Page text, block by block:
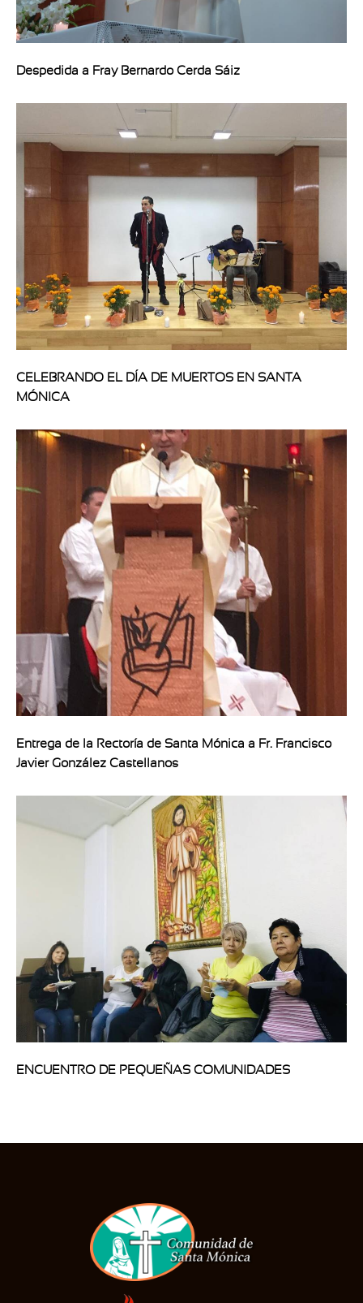
Despedida a Fray Bernardo Cerda Sáiz
CELEBRANDO EL DÍA DE MUERTOS EN SANTA
MÓNICA
Entrega de la Rectoría de Santa Mónica a Fr. Francisco
Javier González Castellanos
ENCUENTRO DE PEQUEÑAS COMUNIDADES